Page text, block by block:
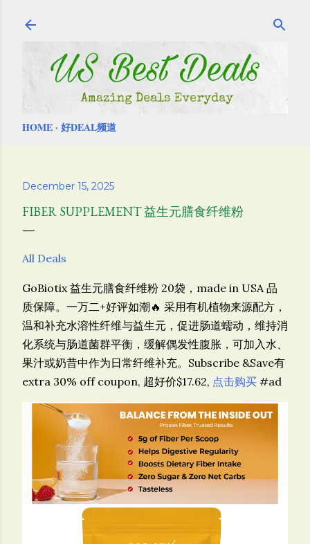
HOME 好DEAL频道
December 15, 2025
FIBER SUPPLEMENT 益生元膳食纤维粉
All Deals
GoBiotix 益生元膳食纤维粉 20袋，made in USA 品
质保障。一万二+好评如潮🔥 采用有机植物来源配方，
温和补充水溶性纤维与益生元，促进肠道蠕动，维持消
化系统与肠道菌群平衡，缓解偶发性腹胀，可加入水、
果汁或奶昔中作为日常纤维补充。 Subscribe &Save有
extra 30% off coupon, 超好价$17.62, 点击购买 #ad